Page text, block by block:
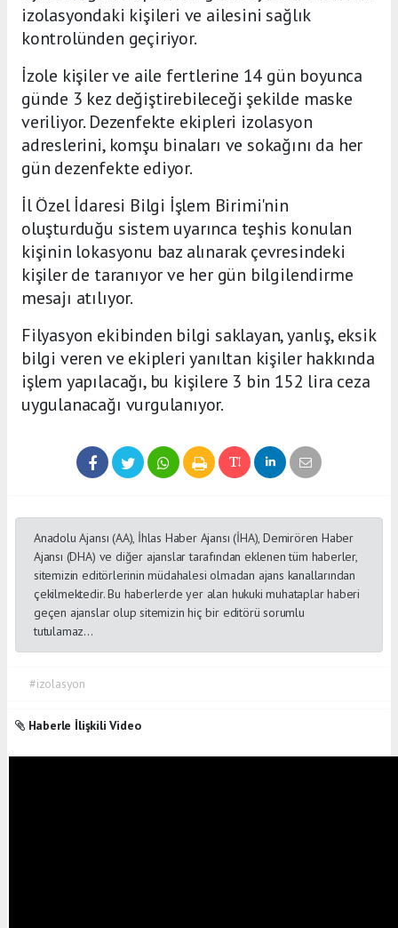
izolasyondaki kişileri ve ailesini sağlık
kontrolünden geçiriyor.
İzole kişiler ve aile fertlerine 14 gün boyunca
günde 3 kez değiştirebileceği şekilde maske
veriliyor. Dezenfekte ekipleri izolasyon
adreslerini, komşu binaları ve sokağını da her
gün dezenfekte ediyor.
İl Özel İdaresi Bilgi İşlem Birimi'nin
oluşturduğu sistem uyarınca teşhis konulan
kişinin lokasyonu baz alınarak çevresindeki
kişiler de taranıyor ve her gün bilgilendirme
mesajı atılıyor.
Filyasyon ekibinden bilgi saklayan, yanlış, eksik
bilgi veren ve ekipleri yanıltan kişiler hakkında
işlem yapılacağı, bu kişilere 3 bin 152 lira ceza
uygulanacağı vurgulanıyor.
Anadolu Ajansı (AA), İhlas Haber Ajansı (İHA), Demirören Haber
Ajansı (DHA) ve diğer ajanslar tarafından eklenen tüm haberler,
sitemizin editörlerinin müdahalesi olmadan ajans kanallarından
çekilmektedir. Bu haberlerde yer alan hukuki muhataplar haberi
geçen ajanslar olup sitemizin hiç bir editörü sorumlu
tutulamaz...
#izolasyon
Haberle İlişkili Video